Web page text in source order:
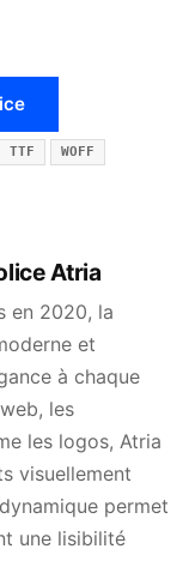
TTF WOFF
Atria
en 2020, la
et
à chaque
les
les logos, Atria
visuellement
permet
une lisibilité